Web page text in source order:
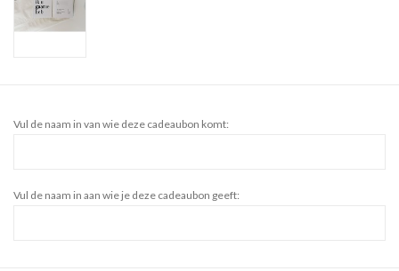
Vul de naam in van wie deze cadeaubon komt:
Vul de naam in aan wie je deze cadeaubon geeft: